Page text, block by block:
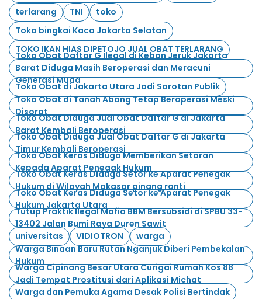
terlarang
TNI
toko
Toko bingkai Kaca Jakarta Selatan
TOKO IKAN HIAS DIPETOJO JUAL OBAT TERLARANG
Toko Obat Daftar G Ilegal di Kebon Jeruk Jakarta
Barat Diduga Masih Beroperasi dan Meracuni
Generasi Muda
Toko Obat di Jakarta Utara Jadi Sorotan Publik
Toko Obat di Tanah Abang Tetap Beroperasi Meski
Disorot
Toko Obat Diduga Jual Obat Daftar G di Jakarta
Barat Kembali Beroperasi
Toko Obat Diduga Jual Obat Daftar G di Jakarta
Timur Kembali Beroperasi
Toko Obat Keras Diduga Memberikan Setoran
Kepada Aparat Penegak Hukum
Toko Obat Keras Diduga Setor ke Aparat Penegak
Hukum di Wilayah Makasar pinang ranti
Toko Obat Keras Diduga Setor ke Aparat Penegak
Hukum Jakarta Utara
Tutup Praktik Ilegal Mafia BBM Bersubsidi di SPBU 33-
13402 Jalan Bumi Raya Duren Sawit
universitas
VIDIOTRON
warga
Warga Binaan Baru Rutan Nganjuk Diberi Pembekalan
Hukum
Warga Cipinang Besar Utara Curigai Rumah Kos 88
Jadi Tempat Prostitusi dari Aplikasi Michat
Warga dan Pemuka Agama Desak Polisi Bertindak